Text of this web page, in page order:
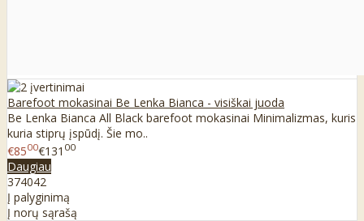
Barefoot mokasinai Be Lenka Bianca - visiškai juoda
Be Lenka Bianca All Black barefoot mokasinai Minimalizmas, kuris
kuria stiprų įspūdį. Šie mo..
€8500€131 00
Daugiau
374042
Į palyginimą
Į norų sąrašą